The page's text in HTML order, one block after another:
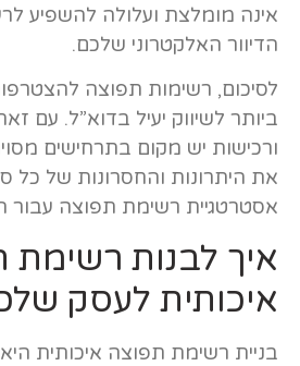
אינה מומלצת ועלולה להשפיע
הדיוור האלקטרוני שלכם.
לסיכום, רשימות תפוצה
ביותר לשיווק יעיל בדוא”ל. עם
ורכישות יש מקום בתרחישים
את היתרונות והחסרונות של כל
אסטרטגיית רשימת תפוצה עבור
איך לבנות רשימת
איכותית לעסק
בניית רשימת תפוצה איכותית